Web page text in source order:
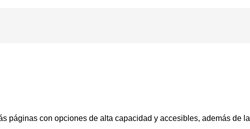
páginas con opciones de alta capacidad y accesibles, además de la